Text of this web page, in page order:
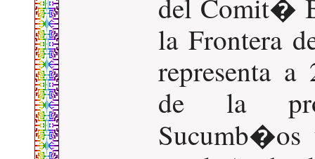
del Comit�
la Frontera
representa a
de la